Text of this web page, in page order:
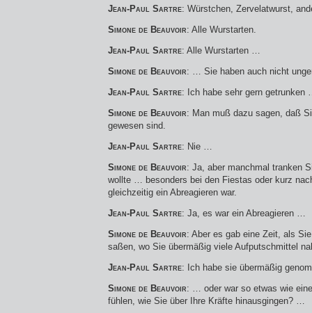
Jean-Paul Sartre: Würstchen, Zervelatwurst,
Simone de Beauvoir: Alle Wurstarten.
Jean-Paul Sartre: Alle Wurstarten …
Simone de Beauvoir: … Sie haben auch nicht
Jean-Paul Sartre: Ich habe sehr gern getrunken
Simone de Beauvoir: Man muß dazu sagen, daß
gewesen sind.
Jean-Paul Sartre: Nie …
Simone de Beauvoir: Ja, aber manchmal tranken
wollte … besonders bei den Fiestas oder kurz
gleichzeitig ein Abreagieren war.
Jean-Paul Sartre: Ja, es war ein Abreagieren …
Simone de Beauvoir: Aber es gab eine Zeit, als
saßen, wo Sie übermäßig viele Aufputschmittel
Jean-Paul Sartre: Ich habe sie übermäßig
Simone de Beauvoir: … oder war so etwas wie
fühlen, wie Sie über Ihre Kräfte hinausgingen? …